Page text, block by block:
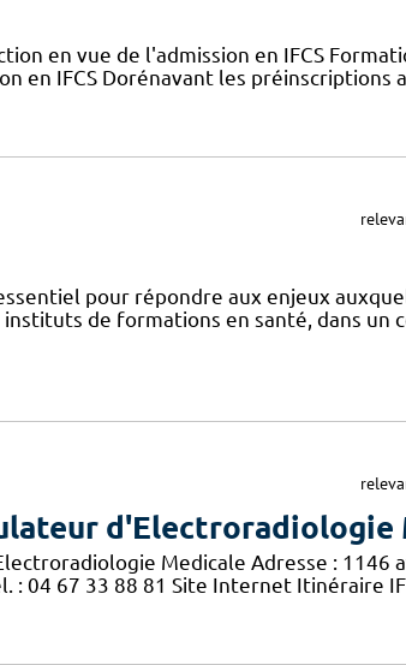
en vue de l'admission en IFCS
en IFCS Dorénavant les préinscriptions
pour répondre aux enjeux
de formations en santé, dans un
d'Electroradiologie
Medicale Adresse : 1146
: 04 67 33 88 81 Site Internet Itinéraire